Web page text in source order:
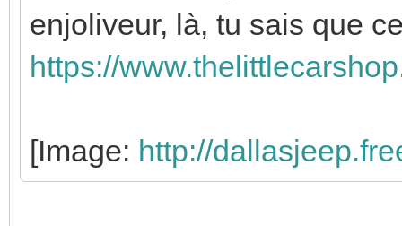
enjoliveur, là, tu sais que
https://
[Image: http://